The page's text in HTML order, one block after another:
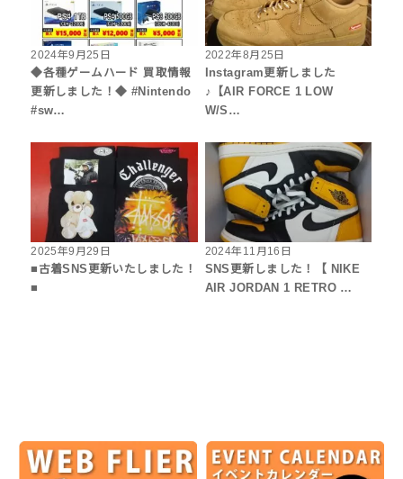
2024年9月25日
◆各種ゲームハード 買取情報
更新しました！◆ #Nintendo
#sw…
2022年8月25日
Instagram更新しました
♪【AIR FORCE 1 LOW
W/S…
2025年9月29日
■古着SNS更新いたしました！
■
2024年11月16日
SNS更新しました！【 NIKE
AIR JORDAN 1 RETRO …